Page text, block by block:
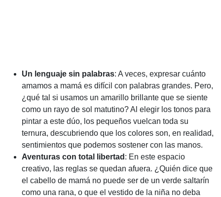
Un lenguaje sin palabras: A veces, expresar cuánto
amamos a mamá es difícil con palabras grandes. Pero,
¿qué tal si usamos un amarillo brillante que se siente
como un rayo de sol matutino? Al elegir los tonos para
pintar a este dúo, los pequeños vuelcan toda su
ternura, descubriendo que los colores son, en realidad,
sentimientos que podemos sostener con las manos.
Aventuras con total libertad : En este espacio
creativo, las reglas se quedan afuera. ¿Quién dice que
el cabello de mamá no puede ser de un verde saltarín
como una rana, o que el vestido de la niña no deba